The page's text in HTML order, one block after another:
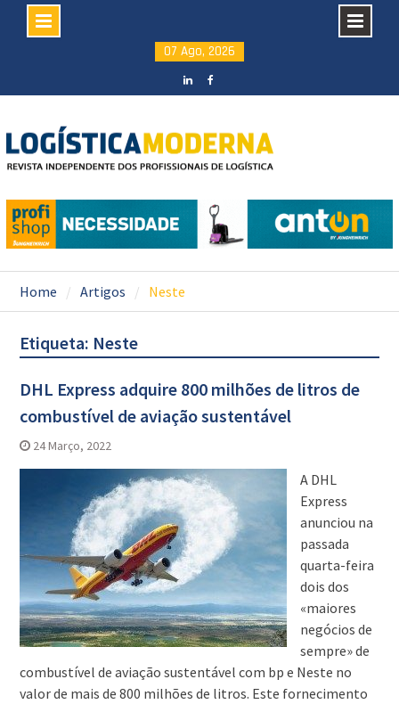
content
07 Ago, 2026
Home Artigos Neste
Etiqueta: Neste
DHL Express adquire 800 milhões de litros de
combustível de aviação sustentável
24 Março, 2022
A DHL
Express
anunciou na
passada
quarta-feira
dois dos
«maiores
negócios de
sempre» de
combustível de aviação sustentável com bp e Neste no
valor de mais de 800 milhões de litros. Este fornecimento